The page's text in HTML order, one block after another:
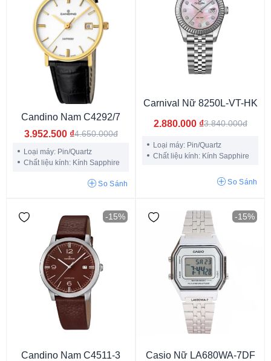
14.7mm
16.8mm 13.9mm 14.1mm 14.9mm
13.4mm
17.4mm 8.1mm 19.3mm 14.2mm
7.6mm 13.3mm 17.7mm 18.2mm 8.6mm
16.7mm 9.6mm 18.7mm 20.4mm
18.3mm 16.2mm
Mặt xanh dương Mặt màu xanh
Mặt màu trắng
Mặt màu đen
Mặt màu đỏ
Mặt màu vàng
Mặt màu nâu
Mặt cát vàng
Mặt xanh lục
Mặt màu tím
Mặt màu xám
Mặt màu cam
Mặt màu be
Mặt đen hồng
Candino Nam C4292/7
3.952.500 ₫4.650.000đ
Loại máy: Pin/Quartz
Chất liệu kính: Kính Sapphire
So Sánh
Carnival Nữ 8250L-VT-HK
2.880.000 ₫3.840.000đ
Loại máy: Pin/Quartz
Chất liệu kính: Kính Sapphire
So Sánh
-15%
Candino Nam C4511-3
-15%
Casio Nữ LA680WA-7DF